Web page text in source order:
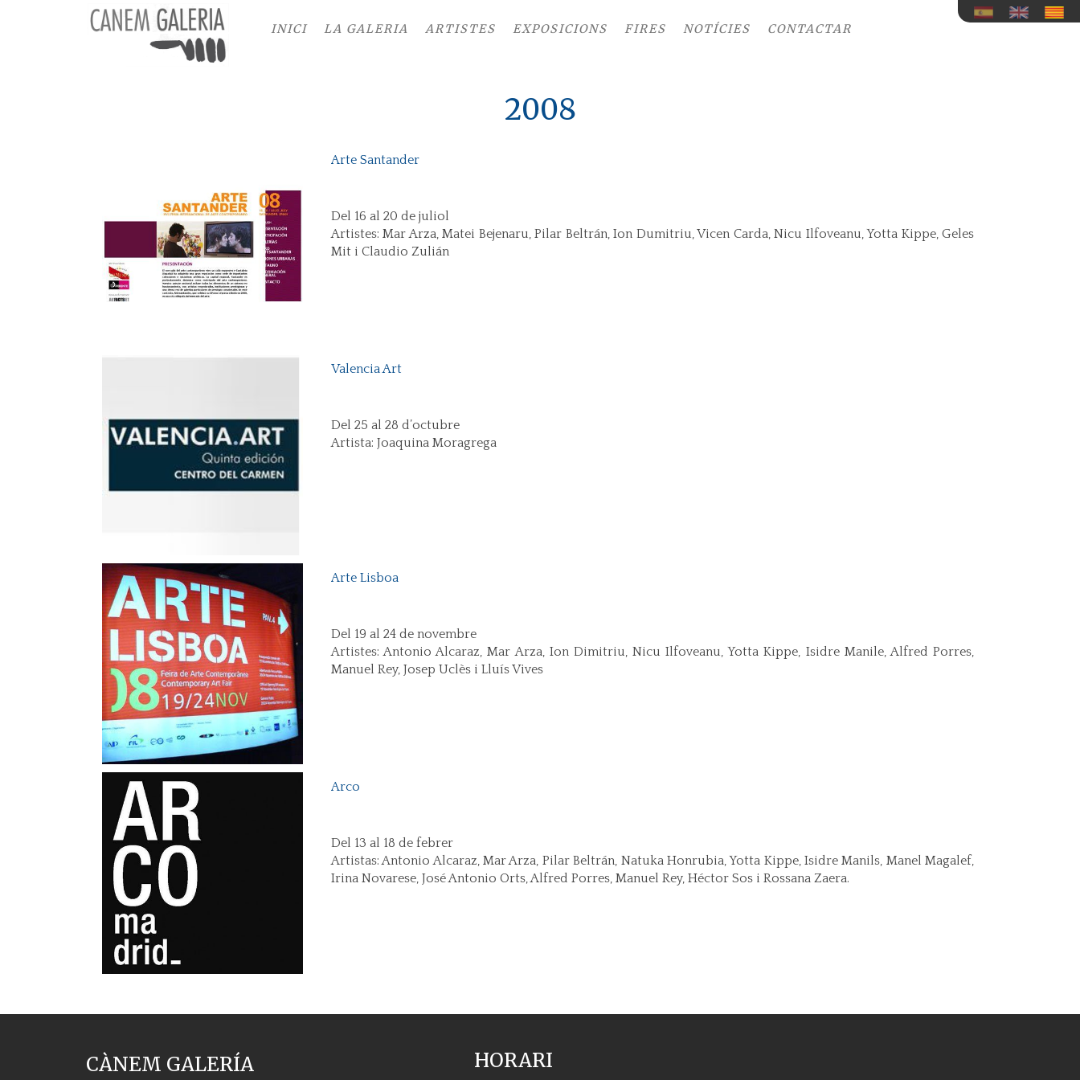
INICI LA GALERIA ARTISTES EXPOSICIONS FIRES NOTÍCIES CONTACTAR
2008
Arte Santander
Del 16 al 20 de juliol
Artistes: Mar Arza, Matei Bejenaru, Pilar Beltrán, Ion Dumitriu, Vicen Carda, Nicu Ilfoveanu, Yotta Kippe, Geles
Mit i Claudio Zulián
Valencia Art
Del 25 al 28 d’octubre
Artista: Joaquina Moragrega
Arte Lisboa
Del 19 al 24 de novembre
Artistes: Antonio Alcaraz, Mar Arza, Ion Dimitriu, Nicu Ilfoveanu, Yotta Kippe, Isidre Manile, Alfred Porres,
Manuel Rey, Josep Uclès i Lluís Vives
Arco
Del 13 al 18 de febrer
Artistas: Antonio Alcaraz, Mar Arza, Pilar Beltrán, Natuka Honrubia, Yotta Kippe, Isidre Manils, Manel Magalef,
Irina Novarese, José Antonio Orts, Alfred Porres, Manuel Rey, Héctor Sos i Rossana Zaera.
CÀNEM GALERÍA HORARI